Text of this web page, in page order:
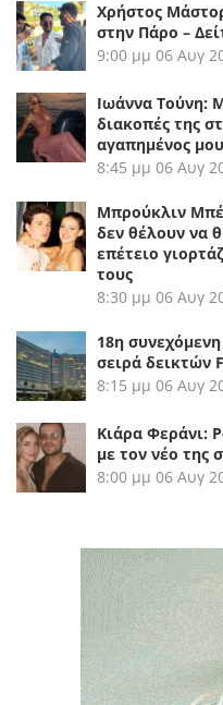
Χρήστος
στην Πάρο –
9:00 μμ 06 Αυγ
Ιωάννα Τούνη:
διακοπές της
αγαπημένος
8:45 μμ 06 Αυγ
Μπρούκλιν
δεν θέλουν να
επέτειο
τους
8:30 μμ 06 Αυγ
18η
σειρά δεικτών
8:15 μμ 06 Αυγ
Κιάρα Φεράνι:
με τον νέο της
8:00 μμ 06 Αυγ